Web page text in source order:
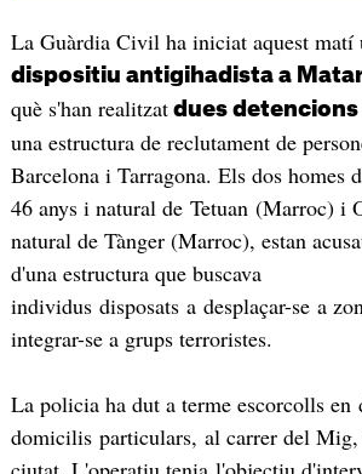
La Guàrdia Civil ha iniciat aquest matí
dispositiu antigihadista a
què s'han realitzatdues detencions
una estructura de reclutament de
Barcelona i Tarragona. Els dos homes
46 anys i natural de Tetuan (Marroc) i
natural de Tànger (Marroc), estan
d'una estructura que buscava
individus disposats a desplaçar-se a
integrar-se a grups terroristes.
La policia ha dut a terme escorcolls en
domicilis particulars, al carrer del Mig,